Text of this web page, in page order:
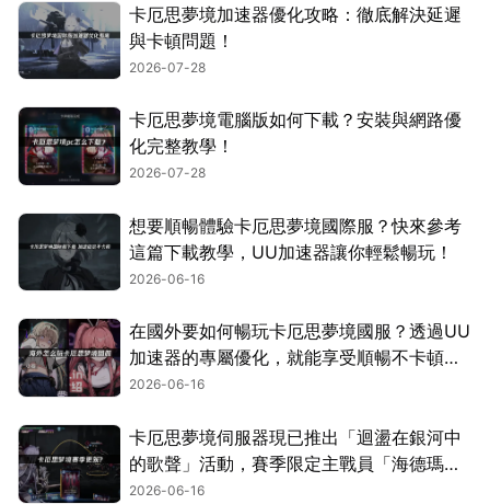
卡厄思夢境加速器優化攻略：徹底解決延遲
與卡頓問題！
2026-07-28
卡厄思夢境電腦版如何下載？安裝與網路優
化完整教學！
2026-07-28
想要順暢體驗卡厄思夢境國際服？快來參考
這篇下載教學，UU加速器讓你輕鬆暢玩！
2026-06-16
在國外要如何暢玩卡厄思夢境國服？透過UU
加速器的專屬優化，就能享受順暢不卡頓的
遊玩體驗！
2026-06-16
卡厄思夢境伺服器現已推出「迴盪在銀河中
的歌聲」活動，賽季限定主戰員「海德瑪
麗」同步登場！
2026-06-16